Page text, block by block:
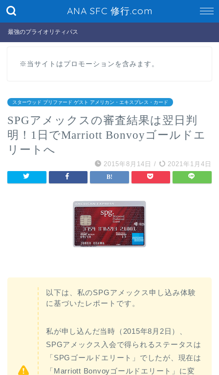
ANA SFC 修行.com
最強のプライオリティパス
※当サイトはプロモーションを含みます。
スターウッド プリファード ゲスト アメリカン・エキスプレス・カード
SPGアメックスの審査結果は翌日判
明！1日でMarriott Bonvoyゴールドエ
リートへ
2015年8月14日 / 2021年1月4日
以下は、私のSPGアメックス申し込み体験
に基づいたレポートです。
私が申し込んだ当時（2015年8月2日）、
SPGアメックス入会で得られるステータスは
「SPGゴールドエリート」でしたが、現在は
「Marriott Bonvoyゴールドエリート」に変